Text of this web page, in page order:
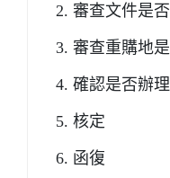
審查文件是
審查重購地
確認是否辦
核定
函復